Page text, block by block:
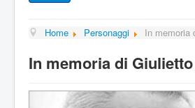
Home Personaggi In memoria
In memoria di